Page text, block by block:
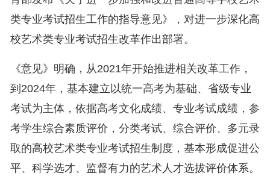
类专业考试招生工作的指导意见》，对进一步深化高
校艺术类专业考试招生改革作出部署。
《意见》明确，从2021年开始推进相关改革工作，
到2024年，基本建立以统一高考为基础、省级专业
考试为主体，依据高考文化成绩、专业考试成绩，参
考学生综合素质评价，分类考试、综合评价、多元录
取的高校艺术类专业考试招生制度，基本形成促进公
平、科学选才、监督有力的艺术人才选拔评价体系。